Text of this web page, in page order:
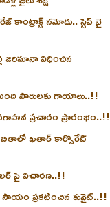
నమోదు.. స్టెప్ బై
జరిమానా విధించిన
పౌరులకు గాయాలు..!!
ప్రచారం ప్రారంభం..!!
ఖతార్‌ కార్పొరేట్
పై విచారణ..!!
ప్రకటించిన కువైట్..!!